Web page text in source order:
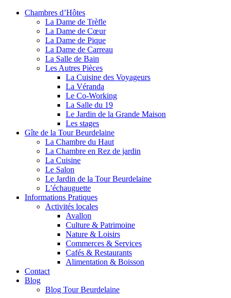
Chambres d’Hôtes
La Dame de Trèfle
La Dame de Cœur
La Dame de Pique
La Dame de Carreau
La Salle de Bain
Les Autres Pièces
La Cuisine des Voyageurs
La Véranda
Le Co-Working
La Salle du 19
Le Jardin de la Grande Maison
Les stages
Gîte de la Tour Beurdelaine
La Chambre du Haut
La Chambre en Rez de jardin
La Cuisine
Le Salon
Le Jardin de la Tour Beurdelaine
L’échauguette
Informations Pratiques
Activités locales
Avallon
Culture & Patrimoine
Nature & Loisirs
Commerces & Services
Cafés & Restaurants
Alimentation & Boisson
Contact
Blog
Blog Tour Beurdelaine